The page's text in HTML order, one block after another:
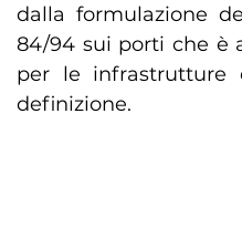
dalla formulazione
84/94 sui porti che è
per le infrastrutture
definizione.